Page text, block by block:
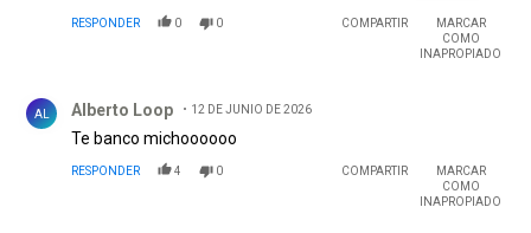
RESPONDER 0 0 COMPARTIR
MARCAR
COMO
INAPROPIADO
AL Alberto Loop 12 DE JUNIO DE 2026
Te banco michoooooo
RESPONDER 4 0 COMPARTIR
MARCAR
COMO
INAPROPIADO